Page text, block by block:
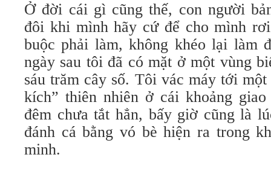
Ở đời cái gì cũng thế, con người
đôi khi mình hãy cứ để cho mình
buộc phải làm, không khéo lại làm
ngày sau tôi đã có mặt ở một vùng
sáu trăm cây số. Tôi vác máy tới
kích” thiên nhiên ở cái khoảng
đêm chưa tắt hẳn, bấy giờ cũng là
đánh cá bằng vó bè hiện ra trong
minh.